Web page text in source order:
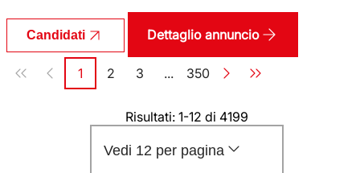
Candidati Dettaglio annuncio
Paginazione
Pagina
1 Pagina
2 Pagina
3 ... Pagina
350
Risultati: 1-12 di 4199
Vedi 12 per pagina